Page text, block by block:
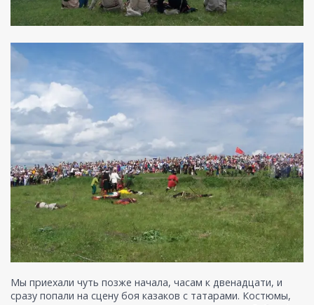
Мы приехали чуть позже начала, часам к двенадцати, и
сразу попали на сцену боя казаков с татарами. Костюмы,